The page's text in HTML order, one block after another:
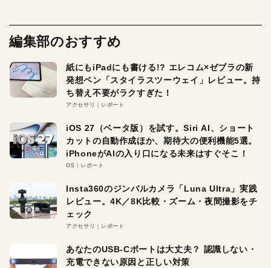
編集部のおすすめ
紙にもiPadにも書ける!? エレコム×ゼブラの新
発想ペン「スタイラスツーウェイ」レビュー。持
ち替え不要がラクすぎた！
アクセサリ レポート
iOS 27（ベータ版）を試す。Siri AI、ショート
カットの自動作成ほか、期待大の便利機能5選。
iPhoneがAIの入り口になる未来はすぐそこ！
OS レポート
Insta360のジンバルカメラ「Luna Ultra」実践
レビュー。4K／8K比較・ズーム・夜間撮影をチ
ェック
アクセサリ レポート
あなたのUSB-Cポートは大丈夫？ 認識しない・
充電できない原因と正しい対策